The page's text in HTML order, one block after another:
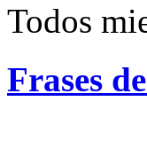
Todos
Frases